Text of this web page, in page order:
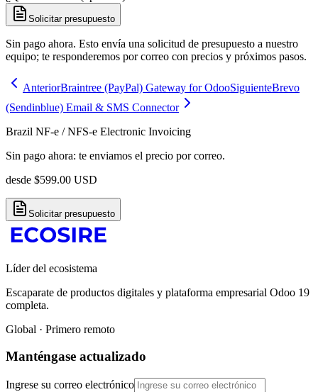
Solicitar presupuesto
Sin pago ahora. Esto envía una solicitud de presupuesto a nuestro
equipo; te responderemos por correo con precios y próximos pasos.
AnteriorBraintree (PayPal) Gateway for OdooSiguienteBrevo
(Sendinblue) Email & SMS Connector
Brazil NF-e / NFS-e Electronic Invoicing
Sin pago ahora: te enviamos el precio por correo.
desde $599.00 USD
Solicitar presupuesto
Líder del ecosistema
Escaparate de productos digitales y plataforma empresarial Odoo 19
completa.
Global · Primero remoto
Manténgase actualizado
Ingrese su correo electrónico